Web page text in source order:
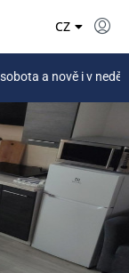
neděli (27.6.-
CZ